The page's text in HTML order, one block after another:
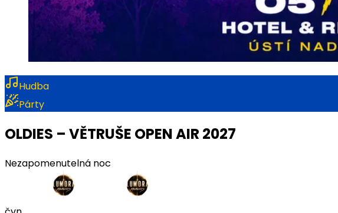
Hudba
Párty
OLDIES – VĚTRUŠE OPEN AIR 2027
Nezapomenutelná noc